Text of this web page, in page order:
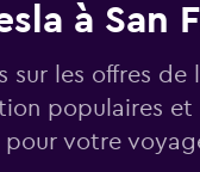
à San
sur les offres
populaires
pour votre